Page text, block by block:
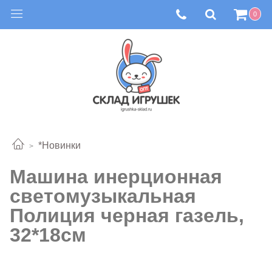
0
*Новинки
Машина инерционная
светомузыкальная
Полиция черная газель,
32*18см